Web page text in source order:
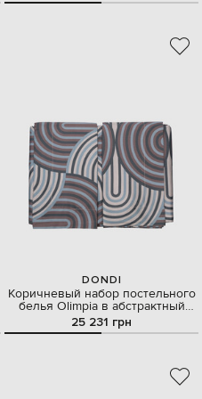
DONDI
Коричневый набор постельного
белья Olimpia в абстрактный
узор
25 231 грн